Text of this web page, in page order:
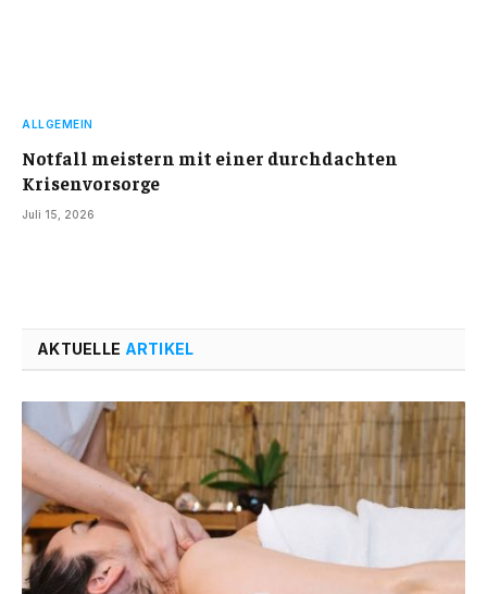
ALLGEMEIN
Notfall meistern mit einer durchdachten
Krisenvorsorge
Juli 15, 2026
AKTUELLE ARTIKEL